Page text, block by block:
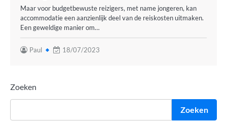
Maar voor budgetbewuste reizigers, met name jongeren, kan
accommodatie een aanzienlijk deel van de reiskosten uitmaken.
Een geweldige manier om…
Paul 18/07/2023
Zoeken
Zoeken